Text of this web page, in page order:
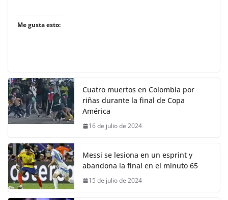
Me gusta esto:
Cuatro muertos en Colombia por
riñas durante la final de Copa
América
16 de julio de 2024
Messi se lesiona en un esprint y
abandona la final en el minuto 65
15 de julio de 2024